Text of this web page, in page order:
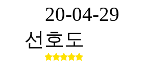
20-04-29
선호도